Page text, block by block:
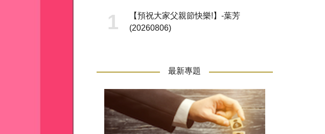
【預祝大家父親節快樂!】-葉芳
(20260806)
最新專題